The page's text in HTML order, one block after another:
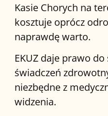
Kasie Chorych na
kosztuje oprócz
naprawdę warto.
EKUZ daje prawo
świadczeń
niezbędne z
widzenia.